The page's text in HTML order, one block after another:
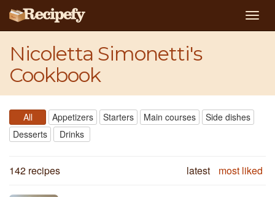
Nicoletta Simonetti's
Cookbook
All Appetizers Starters Main courses
Side dishes
Desserts
Drinks
142 recipes latest most liked